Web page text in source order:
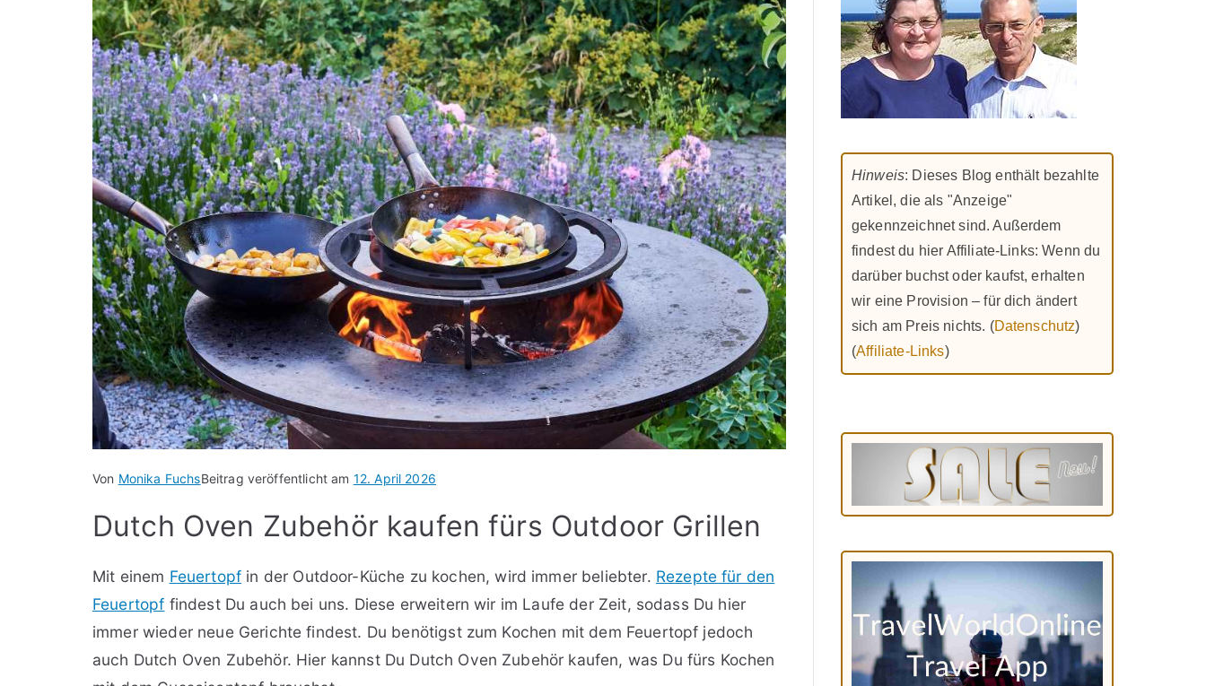
Von Monika FuchsBeitrag veröffentlicht am 12. April 2026
Dutch Oven Zubehör kaufen fürs Outdoor Grillen
Mit einem Feuertopf in der Outdoor-Küche zu kochen, wird immer beliebter. Rezepte für den
Feuertopf findest Du auch bei uns. Diese erweitern wir im Laufe der Zeit, sodass Du hier
immer wieder neue Gerichte findest. Du benötigst zum Kochen mit dem Feuertopf jedoch
auch Dutch Oven Zubehör. Hier kannst Du Dutch Oven Zubehör kaufen, was Du fürs Kochen
Hinweis: Dieses Blog enthält bezahlte
Artikel, die als "Anzeige"
gekennzeichnet sind. Außerdem
findest du hier Affiliate-Links: Wenn du
darüber buchst oder kaufst, erhalten
wir eine Provision – für dich ändert
sich am Preis nichts. (Datenschutz)
(Affiliate-Links)